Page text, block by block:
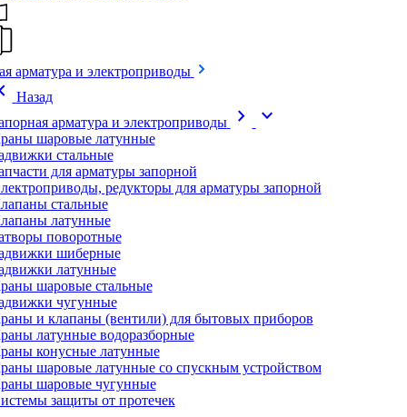
арматура и электроприводы
Назад
арматура и электроприводы
chevron_right expand_more
шаровые латунные
стальные
для арматуры запорной
редукторы для арматуры запорной
стальные
латунные
поворотные
шиберные
латунные
шаровые стальные
чугунные
и клапаны (вентили) для бытовых приборов
латунные водоразборные
конусные латунные
шаровые латунные со спускным устройством
шаровые чугунные
защиты от протечек